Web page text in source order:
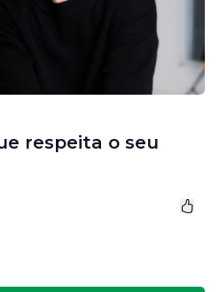
respeita o seu